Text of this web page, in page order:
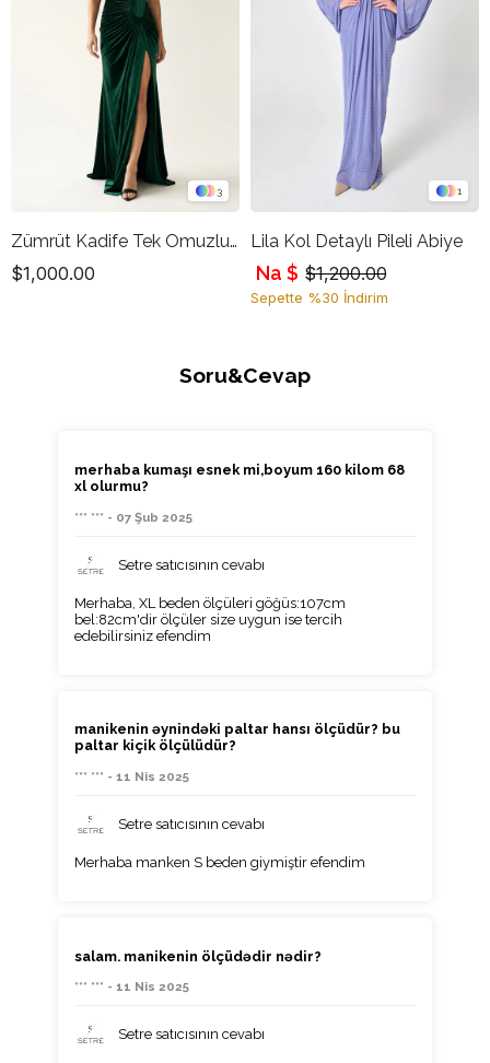
3
Zümrüt Kadife Tek Omuzlu Drapeli Uzun Abiye Elbise
$1,000.00
1
Lila Kol Detaylı Pileli Abiye
$1,200.00
Na $
Sepette %30 İndirim
Soru&Cevap
merhaba kumaşı esnek mi,boyum 160 kilom 68
xl olurmu?
*** *** - 07 Şub 2025
Setre satıcısının cevabı
Merhaba, XL beden ölçüleri göğüs:107cm
bel:82cm'dir ölçüler size uygun ise tercih
edebilirsiniz efendim
manikenin əynindəki paltar hansı ölçüdür? bu
paltar kiçik ölçülüdür?
*** *** - 11 Nis 2025
Setre satıcısının cevabı
Merhaba manken S beden giymiştir efendim
salam. manikenin ölçüdədir nədir?
*** *** - 11 Nis 2025
Setre satıcısının cevabı